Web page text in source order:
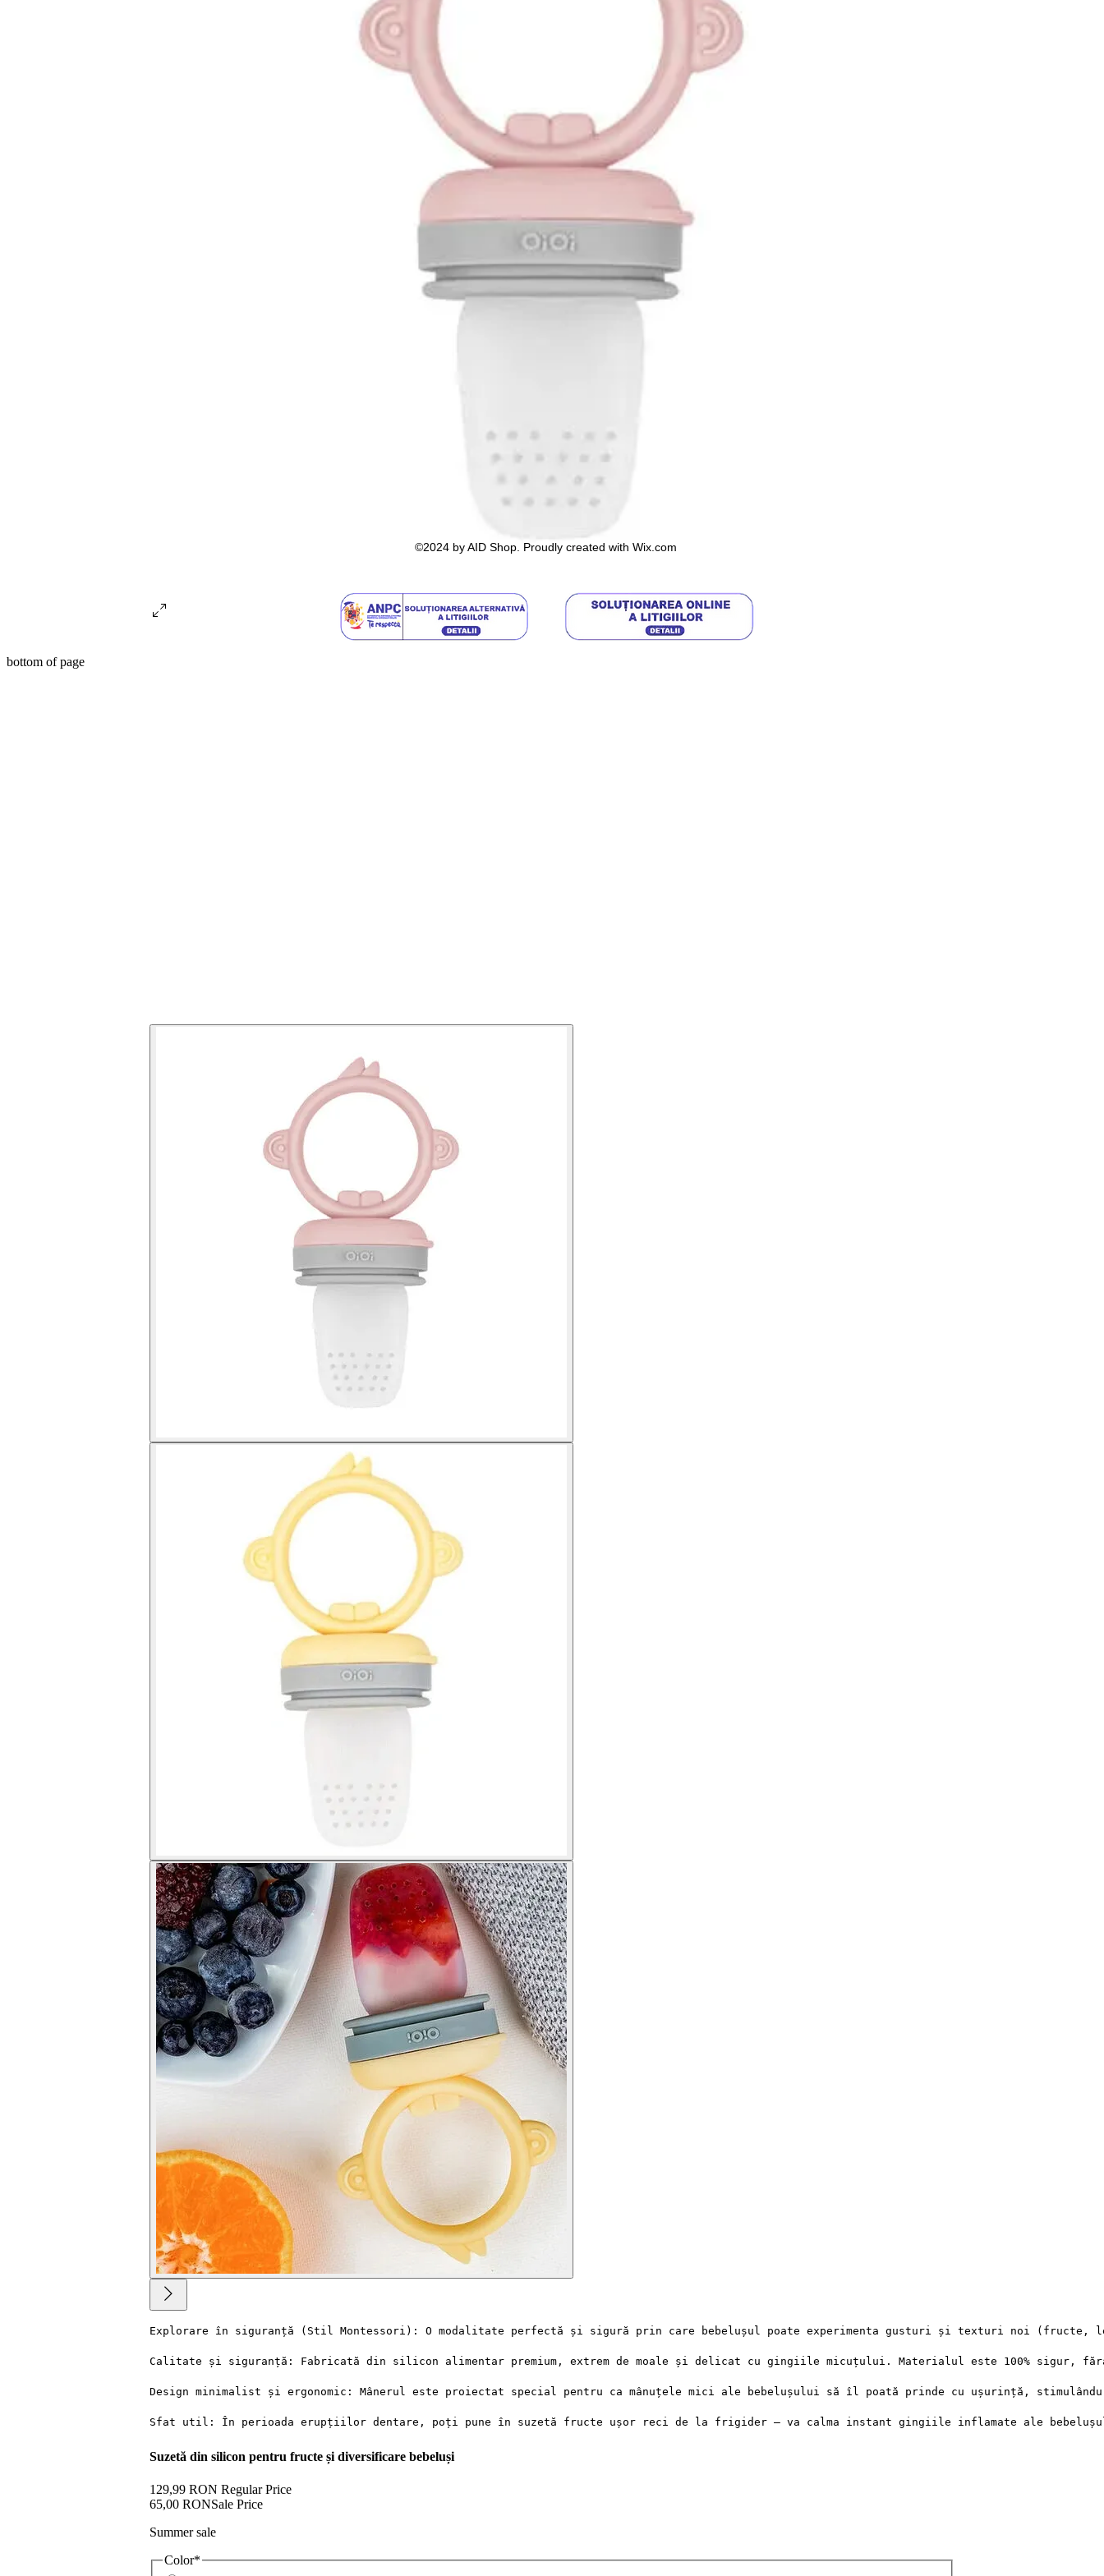
Explorare în siguranță (Stil Montessori): O modalitate perfectă și sigură prin care bebelușul poate experimenta gusturi și texturi noi (fructe,
Calitate și siguranță: Fabricată din silicon alimentar premium, extrem de moale și delicat cu gingiile micuțului. Materialul este 100% sigur,
Design minimalist și ergonomic: Mânerul este proiectat special pentru ca mânuțele mici ale bebelușului să îl poată prinde cu ușurință,
Sfat util: În perioada erupțiilor dentare, poți pune în suzetă fructe ușor reci de la frigider – va calma instant gingiile inflamate ale
Suzetă din silicon pentru fructe și diversificare bebeluși
129,99 RON Regular Price
65,00 RONSale Price
Summer sale
Color*
©2024 by AID Shop. Proudly created with Wix.com
bottom of page